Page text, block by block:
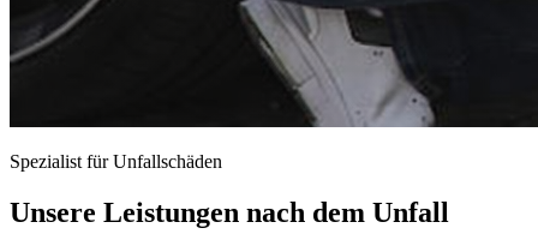
Spezialist für Unfallschäden
Unsere Leistungen nach dem Unfall